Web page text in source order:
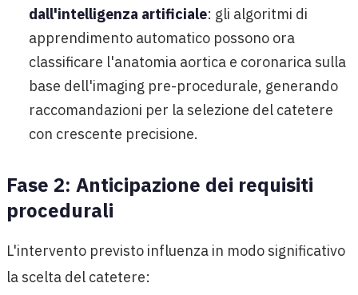
dall'intelligenza artificiale: gli algoritmi di
apprendimento automatico possono ora
classificare l'anatomia aortica e coronarica sulla
base dell'imaging pre-procedurale, generando
raccomandazioni per la selezione del catetere
con crescente precisione.
Fase 2: Anticipazione dei requisiti
procedurali
L'intervento previsto influenza in modo significativo
la scelta del catetere: